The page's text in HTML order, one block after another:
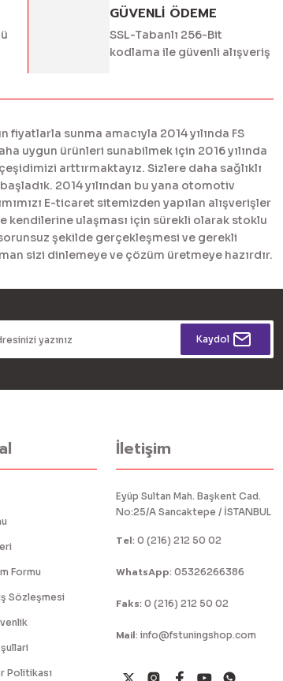
GÜVENLİ ÖDEME
SSL-Tabanlı 256-Bit
kodlama ile güvenli alışveriş
sunma amacıyla 2014 yılında FS
uygun ürünleri sunabilmek için 2016 yılında
arttırmaktayız. Sizlere daha sağlıklı
2014 yılından bu yana otomotiv
E-ticaret sitemizden yapılan alışverişler
ulaşması için sürekli olarak stoklu
şekilde gerçekleşmesi ve gerekli
sizi dinlemeye ve çözüm üretmeye hazırdır.
Kaydol
Formu
Sözleşmesi
Politikası
İletişim
Eyüp Sultan Mah. Başkent Cad.
No:25/A Sancaktepe / İSTANBUL
Tel: 0 (216) 212 50 02
WhatsApp: 05326266386
Faks: 0 (216) 212 50 02
Mail: info@fstuningshop.com